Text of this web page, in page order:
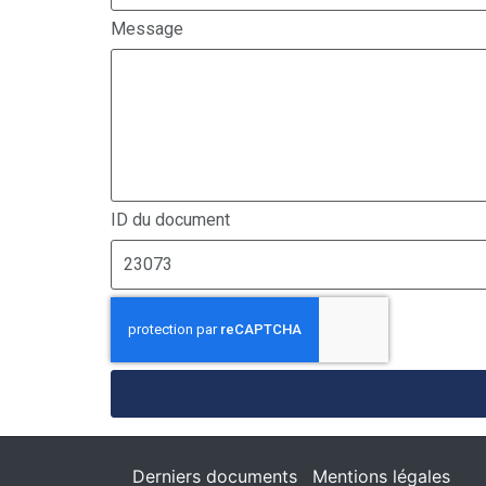
Message
ID du document
Derniers documents Mentions légales